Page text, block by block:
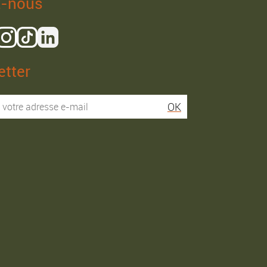
Isaac R. Elies S.
OK